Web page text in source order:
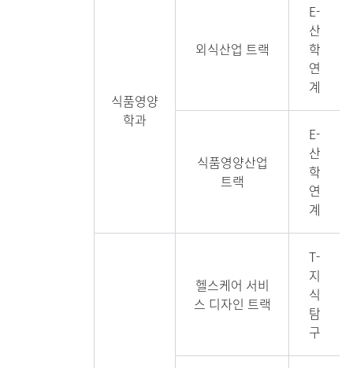
식품영양
학과
외식산업 트랙
E-
산
학
연
계
식품영양산업
트랙
E-
산
학
연
계
헬스케어 서비
스 디자인 트랙
T-
지
식
탐
구